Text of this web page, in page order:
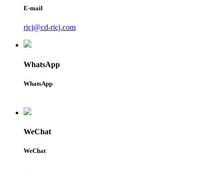
E-mail
ricj@cd-ricj.com
WhatsApp
WhatsApp
WeChat
WeChat